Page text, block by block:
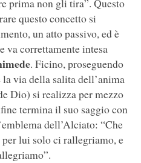
prima non gli tira”. Questo
questo concetto si
un atto passivo, ed è
va correttamente intesa
. Ficino, proseguendo
via della salita dell’anima
Dio) si realizza per mezzo
termina il suo saggio con
dell’Alciato: “Che
lui solo ci rallegriamo, e